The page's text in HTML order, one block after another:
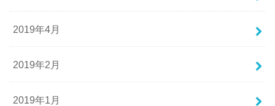
2019年4月
2019年2月
2019年1月